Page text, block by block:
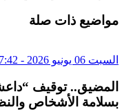
مواضيع ذات صلة
السبت 06 يونيو 2026 - 7:42
المضيق.. توقيف
بسلامة الأشخاص